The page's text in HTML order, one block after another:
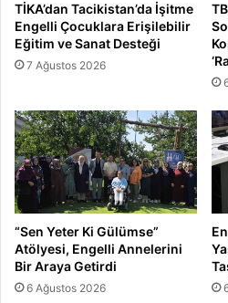
TİKA’dan Tacikistan’da İşitme
Engelli Çocuklara Erişilebilir
Eğitim ve Sanat Desteği
7 Ağustos 2026
“Sen Yeter Ki Gülümse”
Atölyesi, Engelli Annelerini
Bir Araya Getirdi
6 Ağustos 2026